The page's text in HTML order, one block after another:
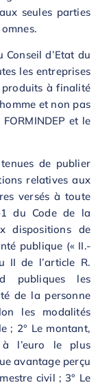
seules parties
d’Etat du
les entreprises
produits à finalité
et non pas
et le
de publier
relatives aux
versés à toute
1 du Code de la
dispositions de
publique (« II.-
II de l’article R.
publiques les
de la personne
les modalités
; 2° Le montant,
à l’euro le plus
avantage perçu
civil ; 3° Le